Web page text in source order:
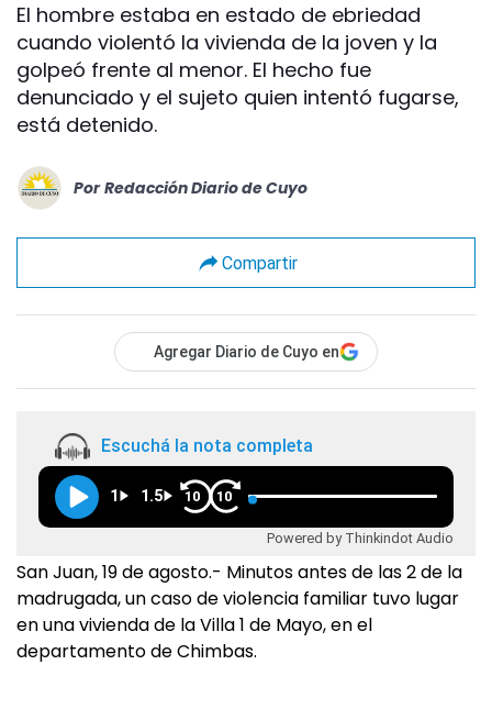
El hombre estaba en estado de ebriedad
cuando violentó la vivienda de la joven y la
golpeó frente al menor. El hecho fue
denunciado y el sujeto quien intentó fugarse,
está detenido.
Por Redacción Diario de Cuyo
Compartir
Agregar Diario de Cuyo en
Escuchá la nota completa
1 1.5 10 10
Powered by Thinkindot Audio
San Juan, 19 de agosto.- Minutos antes de las 2 de la
madrugada, un caso de violencia familiar tuvo lugar
en una vivienda de la Villa 1 de Mayo, en el
departamento de Chimbas.